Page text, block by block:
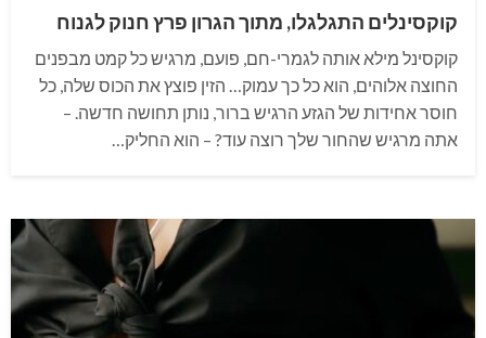
קוקסינלים התגלגלו, מתוך הגרון פרץ חנוק לגנוח
קוקסינל מילא אותה לגמרי-חם, פועם, מרגיש כל קמט מבפנים
החוצה אלוהים, הוא כל כך עמוק… הזין פוצץ את הכוס שלה, כל
חוסר אחידות של הגזע הרגיש ברור, נותן תחושה חדשה. –
אתה מרגיש שהחור שלך רוצה עוד? – הוא החליק…